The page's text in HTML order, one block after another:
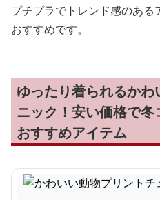
プチプラでトレンド感のあ
おすすめです。
ゆったり着られるか
ニック！安い価格で
おすすめアイテム